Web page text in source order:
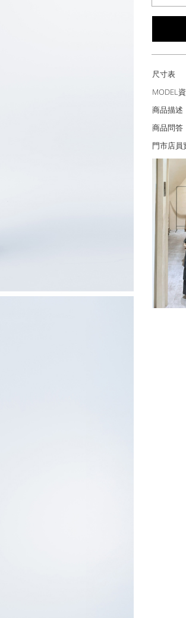
尺寸表
MODEL
商品描述
商品問答
門市店員